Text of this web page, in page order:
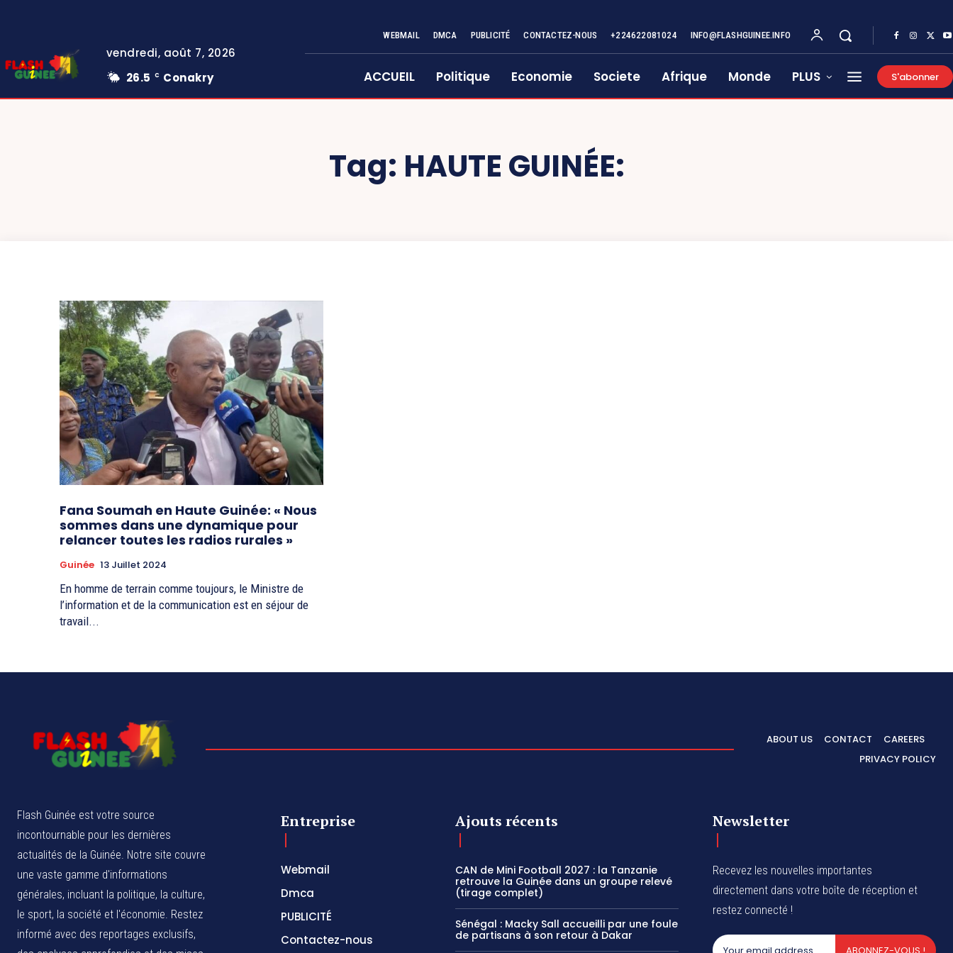
vendredi, août 7, 2026
26.5
C Conakry
WEBMAIL DMCA PUBLICITÉ CONTACTEZ-NOUS +224622081024 INFO@FLASHGUINEE.INFO
ACCUEIL Politique Economie Societe Afrique Monde PLUS S'abonner
Tag: HAUTE GUINÉE:
Fana Soumah en Haute Guinée: « Nous
sommes dans une dynamique pour
relancer toutes les radios rurales »
Guinée 13 Juillet 2024
En homme de terrain comme toujours, le Ministre de
l’information et de la communication est en séjour de
travail...
ABOUT US CONTACT
CAREERS
PRIVACY POLICY
Flash Guinée est votre source
incontournable pour les dernières
actualités de la Guinée. Notre site couvre
une vaste gamme d'informations
générales, incluant la politique, la culture,
le sport, la société et l'économie. Restez
informé avec des reportages exclusifs,
Entreprise
Webmail
Dmca
PUBLICITÉ
Contactez-nous
Ajouts récents
CAN de Mini Football 2027 : la Tanzanie
retrouve la Guinée dans un groupe relevé
(tirage complet)
Sénégal : Macky Sall accueilli par une foule
de partisans à son retour à Dakar
Newsletter
Recevez les nouvelles importantes
directement dans votre boîte de réception et
restez connecté !